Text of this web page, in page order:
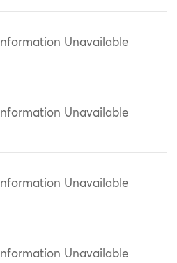
Information Unavailable
Information Unavailable
Information Unavailable
Information Unavailable